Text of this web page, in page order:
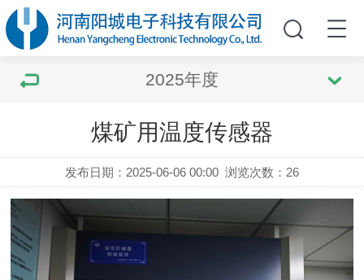
2025年度
煤矿用温度传感器
发布日期：2025-06-06 00:00 浏览次数： 26